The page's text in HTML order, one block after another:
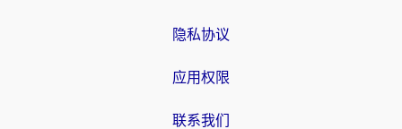
隐私协议
应用权限
联系我们